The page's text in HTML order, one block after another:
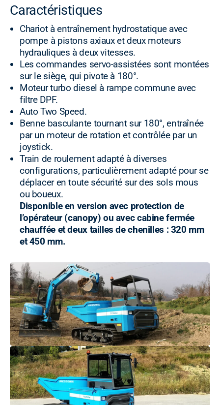
Caractéristiques
Chariot à entraînement hydrostatique avec
pompe à pistons axiaux et deux moteurs
hydrauliques à deux vitesses.
Les commandes servo-assistées sont montées
sur le siège, qui pivote à 180°.
Moteur turbo diesel à rampe commune avec
filtre DPF.
Auto Two Speed.
Benne basculante tournant sur 180°, entraînée
par un moteur de rotation et contrôlée par un
joystick.
Train de roulement adapté à diverses
configurations, particulièrement adapté pour se
déplacer en toute sécurité sur des sols mous
ou boueux.
Disponible en version avec protection de
l’opérateur (canopy) ou avec cabine fermée
chauffée et deux tailles de chenilles : 320 mm
et 450 mm.